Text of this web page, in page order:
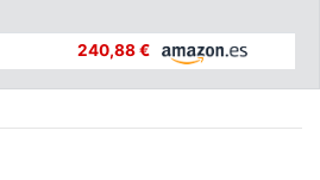
240,88 €